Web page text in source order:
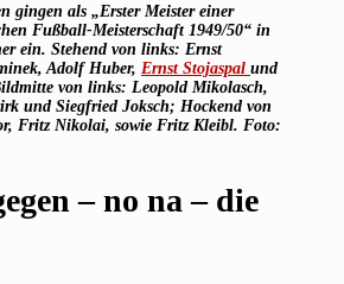
gingen als „Erster Meister einer
Fußball-Meisterschaft 1949/50“ in
ein. Stehend von links: Ernst
Adolf Huber, Ernst Stojaspal und
von links: Leopold Mikolasch,
und Siegfried Joksch; Hockend von
Fritz Nikolai, sowie Fritz Kleibl. Foto:
– no na – die